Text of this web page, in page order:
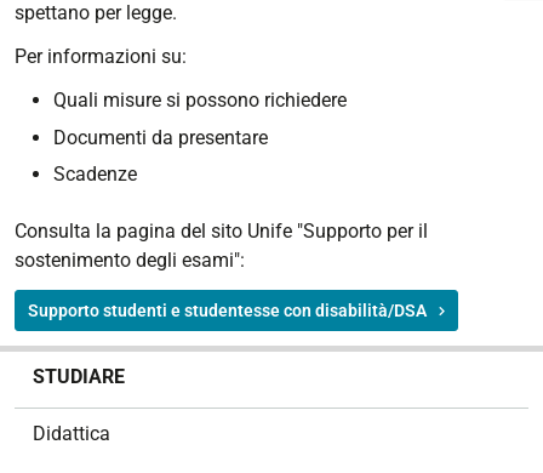
spettano per legge.
Per informazioni su:
Quali misure si possono richiedere
Documenti da presentare
Scadenze
Consulta la pagina del sito Unife "Supporto per il
sostenimento degli esami":
Supporto studenti e studentesse con disabilità/DSA
STUDIARE
Didattica